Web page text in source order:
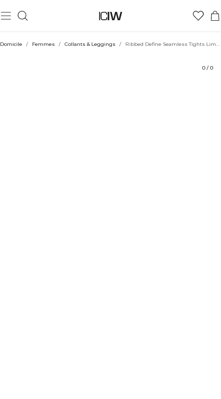
Domicile / Femmes / Collants & Leggings / Ribbed Define Seamless Tights Lime Green
0 / 0